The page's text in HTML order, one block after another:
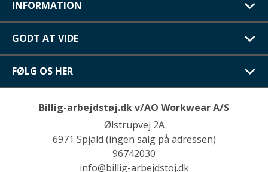
INFORMATION
GODT AT VIDE
FØLG OS HER
Billig-arbejdstøj.dk v/AO Workwear A/S
Ølstrupvej 2A
6971 Spjald (ingen salg på adressen)
96742030
info@billig-arbejdstoj.dk